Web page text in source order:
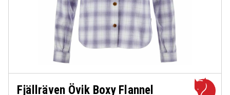
Fjällräven Övik Boxy Flannel